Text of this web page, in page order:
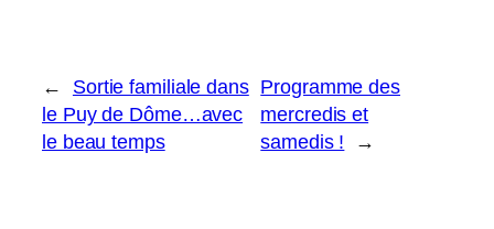
←
Sortie familiale dans
le Puy de Dôme…avec
le beau temps
Programme des
mercredis et
samedis !
→